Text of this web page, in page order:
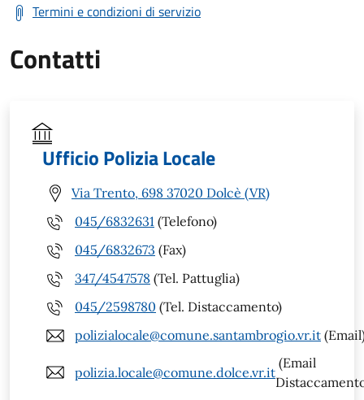
Termini e condizioni di servizio
Contatti
Ufficio Polizia Locale
Via Trento, 698 37020 Dolcè (VR)
045/6832631 (Telefono)
045/6832673 (Fax)
347/4547578 (Tel. Pattuglia)
045/2598780 (Tel. Distaccamento)
polizialocale@comune.santambrogio.vr.it
polizia.locale@comune.dolce.vr.it
(Email